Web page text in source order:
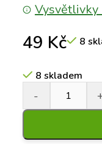
49 Kč 8
8 skladem